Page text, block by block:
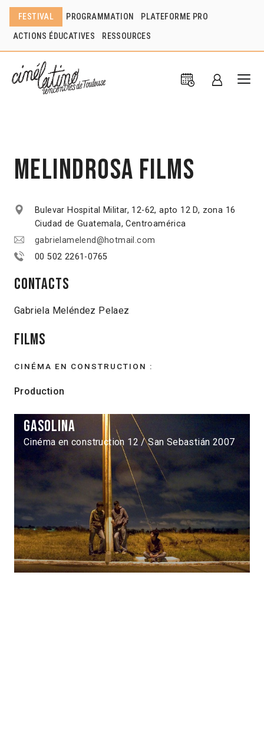
FESTIVAL PROGRAMMATION PLATEFORME PRO
ACTIONS ÉDUCATIVES RESSOURCES
Melindrosa Films
Bulevar Hospital Militar, 12-62, apto 12 D, zona 16
Ciudad de Guatemala, Centroamérica
gabrielamelend@hotmail.com
00 502 2261-0765
Contacts
Gabriela Meléndez Pelaez
Films
CINÉMA EN CONSTRUCTION :
Production
Gasolina
Cinéma en construction 12 / San Sebastián 2007